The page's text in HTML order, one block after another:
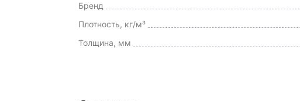
Бренд
Плотность, кг/м³
Толщина, мм